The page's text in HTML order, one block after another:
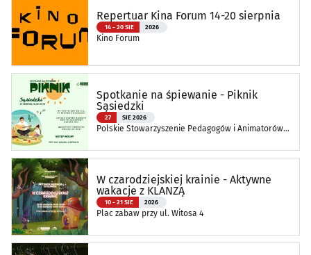
Repertuar Kina Forum 14-20 sierpnia
14 - 20 SIE 2026
Kino Forum
Spotkanie na śpiewanie - Piknik
Sąsiedzki
27 SIE 2026
Polskie Stowarzyszenie Pedagogów i Animatorów
W czarodziejskiej krainie - Aktywne
wakacje z KLANZĄ
10 - 21 SIE 2026
Plac zabaw przy ul. Witosa 4